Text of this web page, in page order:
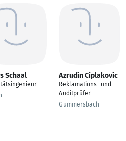
Schaal Azrudin Ciplakovic
Reklamations- und
Auditprüfer
Gummersbach